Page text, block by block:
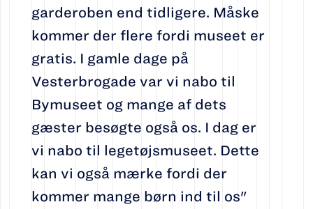
garderoben end tidligere. Måske
kommer der flere fordi museet er
gratis. I gamle dage på
Vesterbrogade var vi nabo til
Bymuseet og mange af dets
gæster besøgte også os. I dag er
vi nabo til legetøjsmuseet. Dette
kan vi også mærke fordi der
kommer mange børn ind til os"